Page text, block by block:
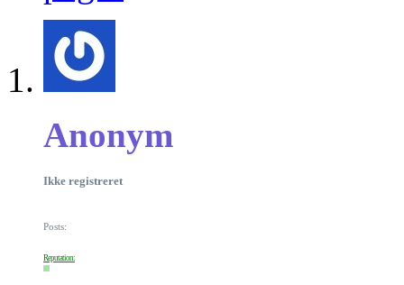
Anonym
Ikke registreret
Posts:
Reputation: